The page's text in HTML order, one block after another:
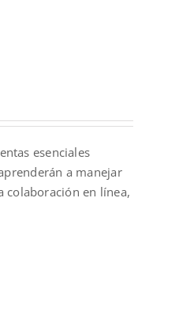
esenciales
a manejar
colaboración en línea,